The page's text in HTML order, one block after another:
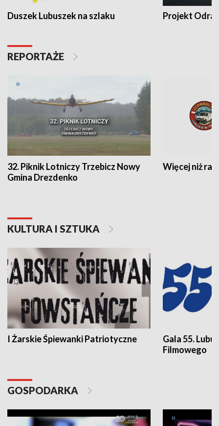
Duszek Lubuszek na szlaku Projekt Odra
REPORTAŻE
32. Piknik Lotniczy Trzebicz Nowy
Gmina Drezdenko
Więcej niż rajd
KULTURA I SZTUKA
I Żarskie Śpiewanki Patriotyczne
Gala 55.
Filmowego
GOSPODARKA